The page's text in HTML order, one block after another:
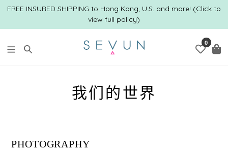
内
FREE INSURED SHIPPING to Hong Kong, U.S. and more! (Click to
view full policy)
0
我们的世界
PHOTOGRAPHY